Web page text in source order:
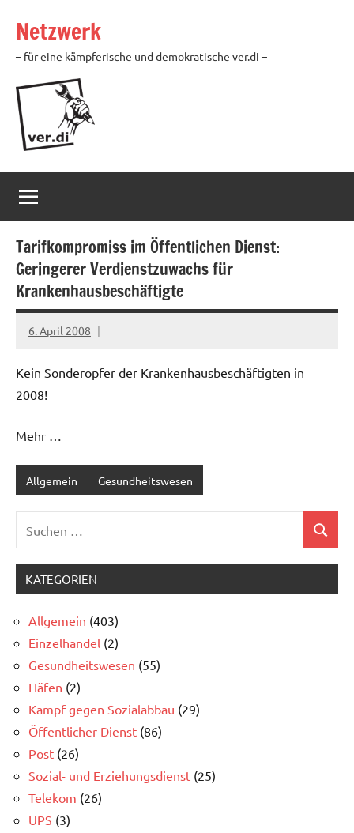
Inhalt
springen
Netzwerk
– für eine kämpferische und demokratische ver.di –
Tarifkompromiss im Öffentlichen Dienst:
Geringerer Verdienstzuwachs für
Krankenhausbeschäftigte
6. April 2008
Ilja
Kein Sonderopfer der Krankenhausbeschäftigten in
2008!
Mehr …
Allgemein Gesundheitswesen
nach:
Suchen
KATEGORIEN
Allgemein (403)
Einzelhandel (2)
Gesundheitswesen (55)
Häfen (2)
Kampf gegen Sozialabbau (29)
Öffentlicher Dienst (86)
Post (26)
Sozial- und Erziehungsdienst (25)
Telekom (26)
UPS (3)